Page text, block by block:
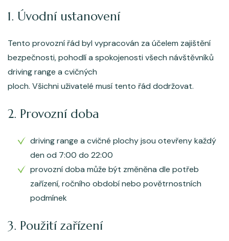
1. Úvodní ustanovení
Tento provozní řád byl vypracován za účelem zajištění
bezpečnosti, pohodlí a spokojenosti všech návštěvníků
driving range a cvičných
ploch. Všichni uživatelé musí tento řád dodržovat.
2. Provozní doba
driving range a cvičné plochy jsou otevřeny každý
den od 7:00 do 22:00
provozní doba může být změněna dle potřeb
zařízení, ročního období nebo povětrnostních
podmínek
3. Použití zařízení